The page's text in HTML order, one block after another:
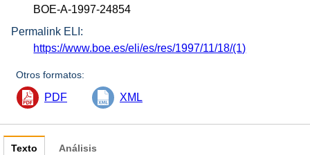
BOE-A-1997-24854
Permalink ELI:
https://www.boe.es/eli/es/res/1997/11/18/(1)
Otros formatos:
PDF XML
Texto Análisis